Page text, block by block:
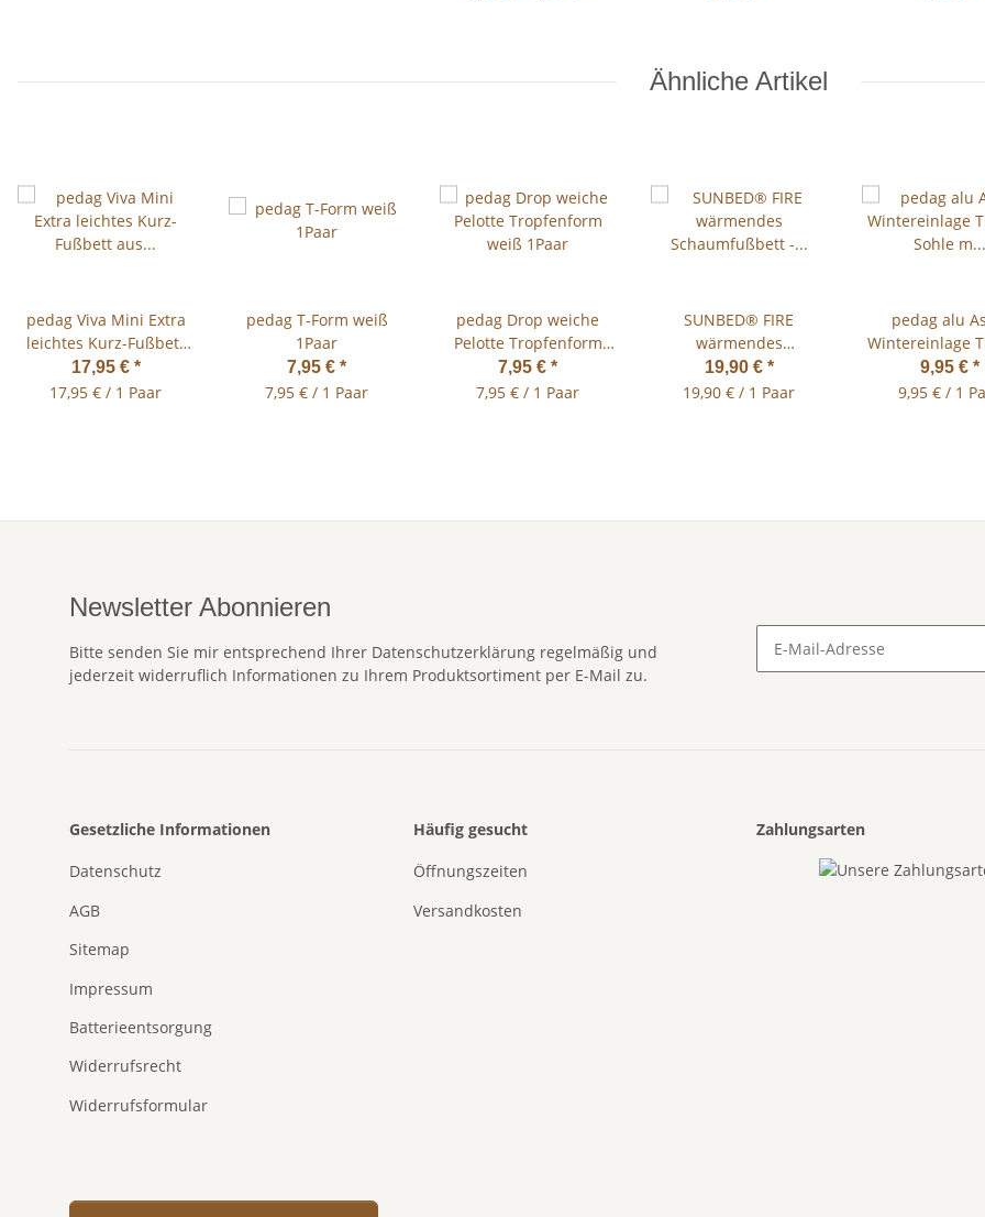
Ähnliche Artikel
pedag Viva Mini Extra
leichtes Kurz-Fußbett
aus Leder Gr.35-47
17,95 € *
17,95 € / 1 Paar
pedag T-Form weiß
1Paar
7,95 € *
7,95 € / 1 Paar
pedag Drop weiche
Pelotte Tropfenform
weiß 1Paar
7,95 € *
7,95 € / 1 Paar
SUNBED® FIRE
wärmendes
Schaumfußbett - Größe
35-48
19,90 € *
19,90 € / 1 Paar
pedag alu
Wintereinlage
Sohle m
Gr.36-46
9,95 € *
9,95 € / 1
Newsletter Abonnieren
Bitte senden Sie mir entsprechend Ihrer Datenschutzerklärung regelmäßig und
jederzeit widerruflich Informationen zu Ihrem Produktsortiment per E-Mail zu.
Gesetzliche Informationen
Datenschutz
AGB
Sitemap
Impressum
Batterieentsorgung
Widerrufsrecht
Widerrufsformular
Häufig gesucht
Öffnungszeiten
Versandkosten
Zahlungsarten